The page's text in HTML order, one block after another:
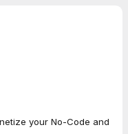
your No-Code and